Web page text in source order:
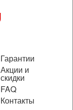
Гарантии
Акции и
скидки
FAQ
Контакты